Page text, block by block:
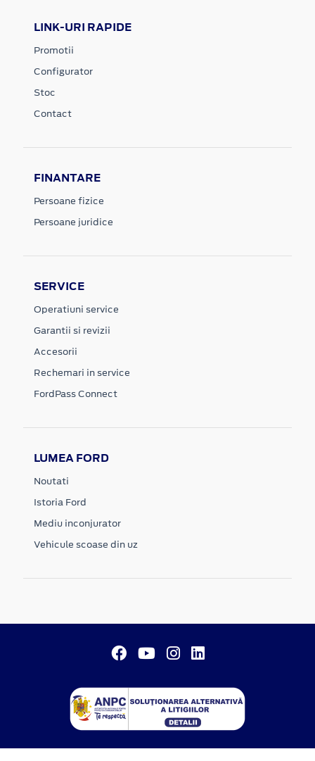
LINK-URI RAPIDE
Promotii
Configurator
Stoc
Contact
FINANTARE
Persoane fizice
Persoane juridice
SERVICE
Operatiuni service
Garantii si revizii
Accesorii
Rechemari in service
FordPass Connect
LUMEA FORD
Noutati
Istoria Ford
Mediu inconjurator
Vehicule scoase din uz